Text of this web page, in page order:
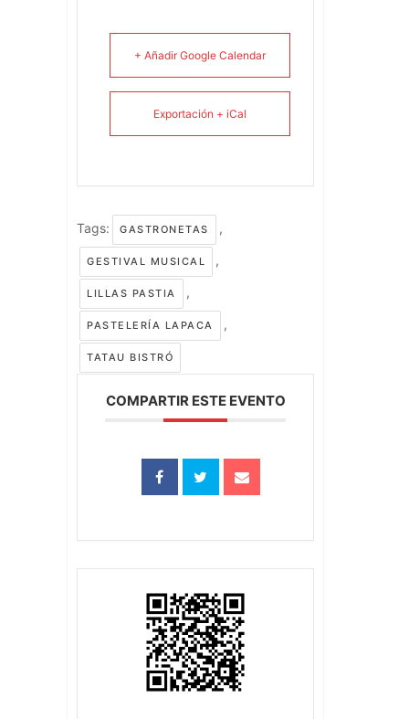
+ Añadir Google Calendar
Exportación + iCal
Tags: GASTRONETAS ,
GESTIVAL MUSICAL ,
LILLAS PASTIA ,
PASTELERÍA LAPACA ,
TATAU BISTRÓ
COMPARTIR ESTE EVENTO